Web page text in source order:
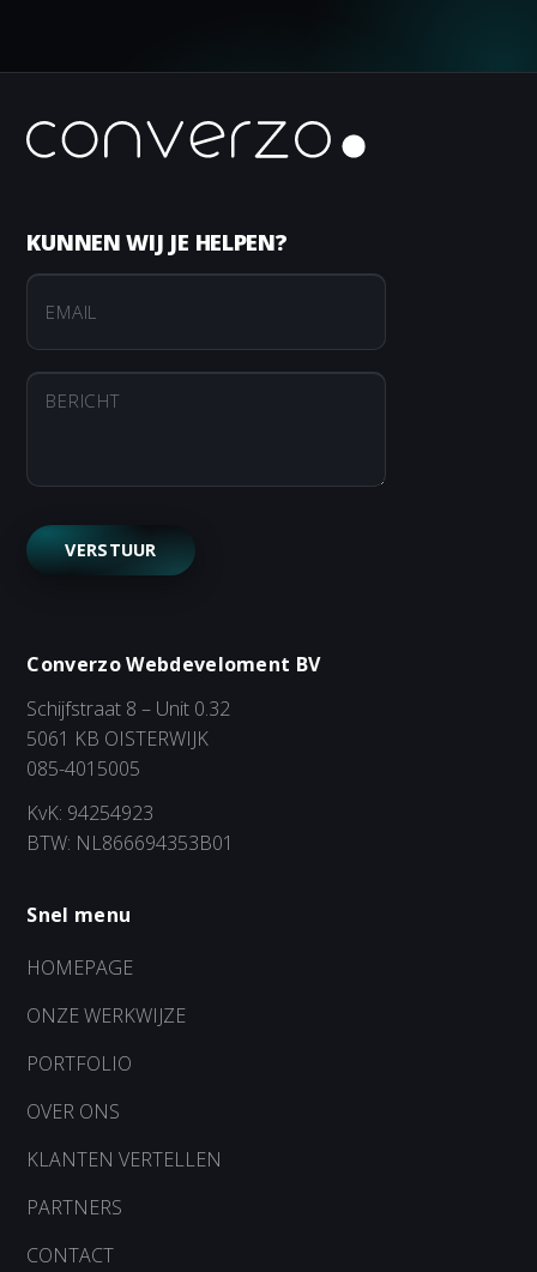
KUNNEN WIJ JE HELPEN?
Converzo Webdeveloment BV
Schijfstraat 8 – Unit 0.32
5061 KB OISTERWIJK
085-4015005
KvK: 94254923
BTW: NL866694353B01
Snel menu
HOMEPAGE
ONZE WERKWIJZE
PORTFOLIO
OVER ONS
KLANTEN VERTELLEN
PARTNERS
CONTACT